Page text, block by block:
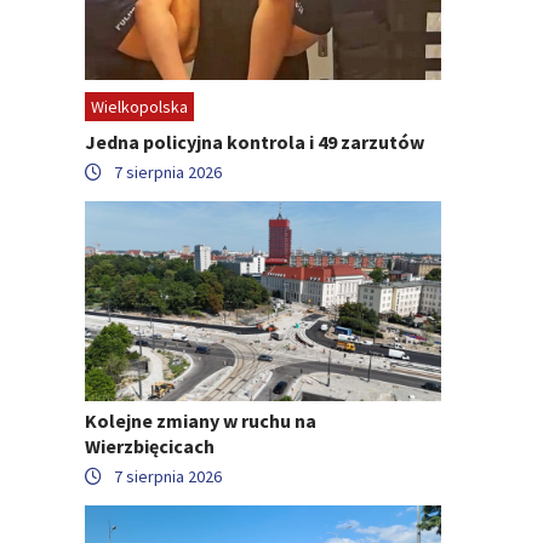
Wielkopolska
Jedna policyjna kontrola i 49 zarzutów
7 sierpnia 2026
Kolejne zmiany w ruchu na
Wierzbięcicach
7 sierpnia 2026